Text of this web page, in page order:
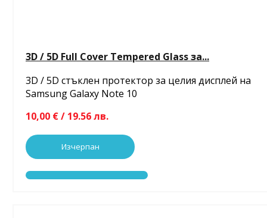
3D / 5D Full Cover Tempered Glass за...
3D / 5D стъклен протектор за целия дисплей на
Samsung Galaxy Note 10
10,00 € / 19.56 лв.
Изчерпан